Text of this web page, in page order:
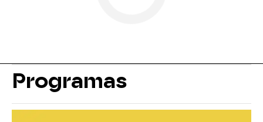
Programas